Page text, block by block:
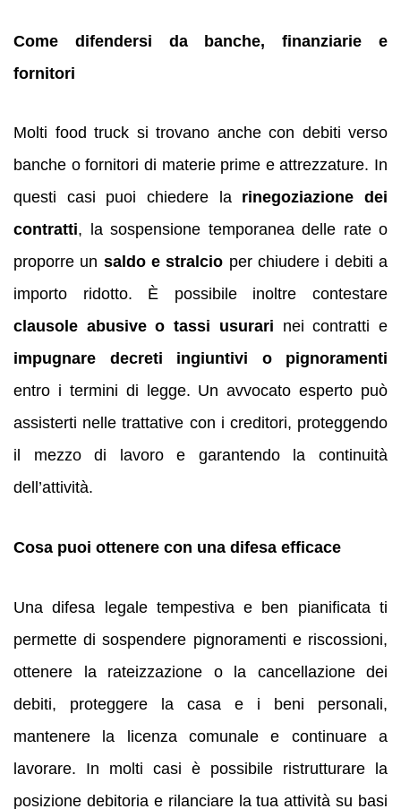
Come difendersi da banche, finanziarie e
fornitori
Molti food truck si trovano anche con debiti verso
banche o fornitori di materie prime e attrezzature. In
questi casi puoi chiedere la rinegoziazione dei
contratti, la sospensione temporanea delle rate o
proporre un saldo e stralcio per chiudere i debiti a
importo ridotto. È possibile inoltre contestare
clausole abusive o tassi usurari nei contratti e
impugnare decreti ingiuntivi o pignoramenti
entro i termini di legge. Un avvocato esperto può
assisterti nelle trattative con i creditori, proteggendo
il mezzo di lavoro e garantendo la continuità
dell’attività.
Cosa puoi ottenere con una difesa efficace
Una difesa legale tempestiva e ben pianificata ti
permette di sospendere pignoramenti e riscossioni,
ottenere la rateizzazione o la cancellazione dei
debiti, proteggere la casa e i beni personali,
mantenere la licenza comunale e continuare a
lavorare. In molti casi è possibile ristrutturare la
posizione debitoria e rilanciare la tua attività su basi